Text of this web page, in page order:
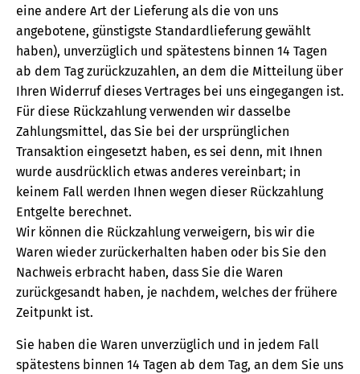
eine andere Art der Lieferung als die von uns
angebotene, günstigste Standardlieferung gewählt
haben), unverzüglich und spätestens binnen 14 Tagen
ab dem Tag zurückzuzahlen, an dem die Mitteilung über
Ihren Widerruf dieses Vertrages bei uns eingegangen ist.
Für diese Rückzahlung verwenden wir dasselbe
Zahlungsmittel, das Sie bei der ursprünglichen
Transaktion eingesetzt haben, es sei denn, mit Ihnen
wurde ausdrücklich etwas anderes vereinbart; in
keinem Fall werden Ihnen wegen dieser Rückzahlung
Entgelte berechnet.
Wir können die Rückzahlung verweigern, bis wir die
Waren wieder zurückerhalten haben oder bis Sie den
Nachweis erbracht haben, dass Sie die Waren
zurückgesandt haben, je nachdem, welches der frühere
Zeitpunkt ist.
Sie haben die Waren unverzüglich und in jedem Fall
spätestens binnen 14 Tagen ab dem Tag, an dem Sie uns